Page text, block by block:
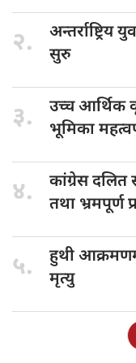
२. अन्तर्राष्ट्रिय
सुरु
३. उच्च आर्थिक
भूमिका
४. कांग्रेस दलित
तथा भ्रमपूर्ण
५. हुथी
मृत्यु